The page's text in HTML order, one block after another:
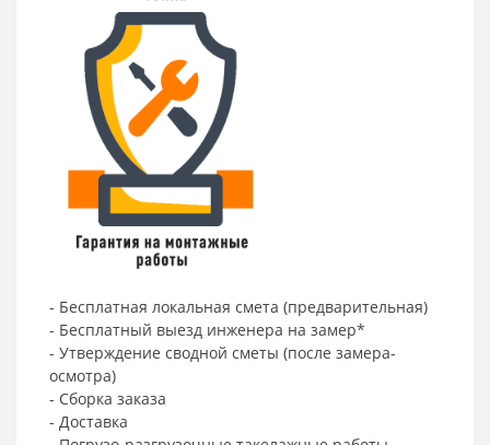
- Бесплатная локальная смета (предварительная)
- Бесплатный выезд инженера на замер*
- Утверждение сводной сметы (после замера-
осмотра)
- Сборка заказа
- Доставка